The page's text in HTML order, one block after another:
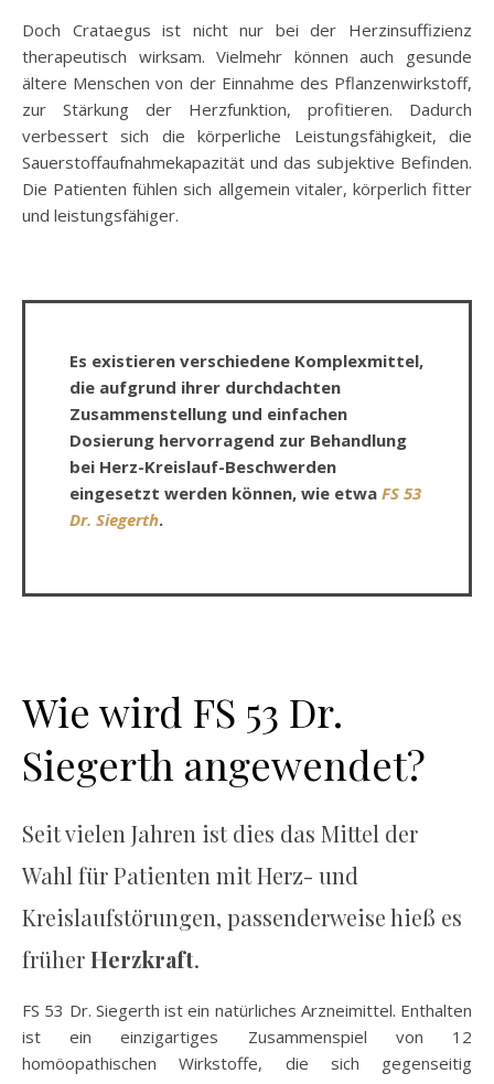
Doch Crataegus ist nicht nur bei der Herzinsuffizienz
therapeutisch wirksam. Vielmehr können auch gesunde
ältere Menschen von der Einnahme des Pflanzenwirkstoff,
zur Stärkung der Herzfunktion, profitieren. Dadurch
verbessert sich die körperliche Leistungsfähigkeit, die
Sauerstoffaufnahmekapazität und das subjektive Befinden.
Die Patienten fühlen sich allgemein vitaler, körperlich fitter
und leistungsfähiger.
Es existieren verschiedene Komplexmittel,
die aufgrund ihrer durchdachten
Zusammenstellung und einfachen
Dosierung hervorragend zur Behandlung
bei Herz-Kreislauf-Beschwerden
eingesetzt werden können, wie etwa FS 53
Dr. Siegerth.
Wie wird FS 53 Dr.
Siegerth angewendet?
Seit vielen Jahren ist dies das Mittel der
Wahl für Patienten mit Herz- und
Kreislaufstörungen, passenderweise hieß es
früherHerzkraft.
FS 53 Dr. Siegerth ist ein natürliches Arzneimittel. Enthalten
ist ein einzigartiges Zusammenspiel von 12
homöopathischen Wirkstoffe, die sich gegenseitig